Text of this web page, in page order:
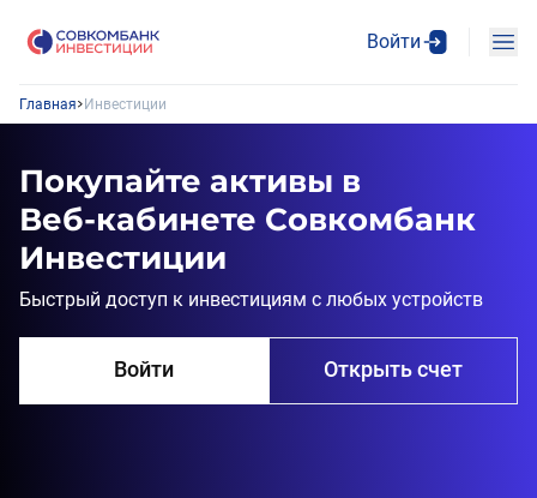
Войти
Главная Инвестиции
Покупайте активы в
Веб‑кабинете Совкомбанк
Инвестиции
Быстрый доступ к инвестициям с любых устройств
Войти Открыть счет